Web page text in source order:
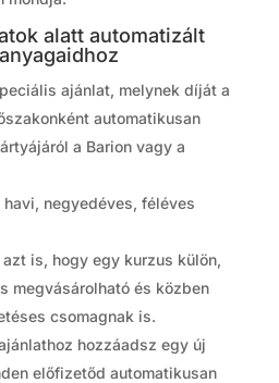
alatt automatizált
ajánlat, melynek díját a
automatikusan
a Barion vagy a
negyedéves, féléves
is, hogy egy kurzus külön,
megvásárolható és közben
csomagnak is.
hozzáadsz egy új
előfizetőd automatikusan